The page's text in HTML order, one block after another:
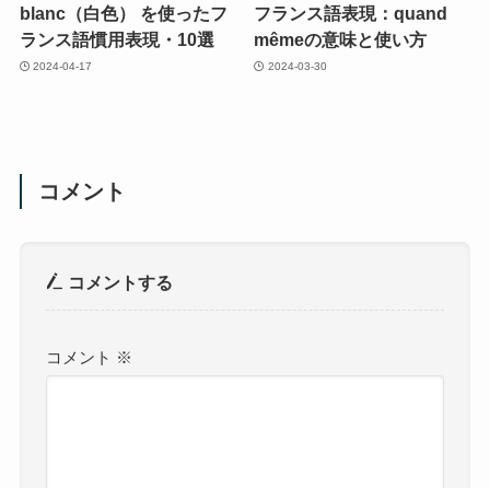
blanc（白色） を使ったフ
ランス語慣用表現・10選
2024-04-17
フランス語表現：quand
mêmeの意味と使い方
2024-03-30
コメント
コメントする
コメント ※